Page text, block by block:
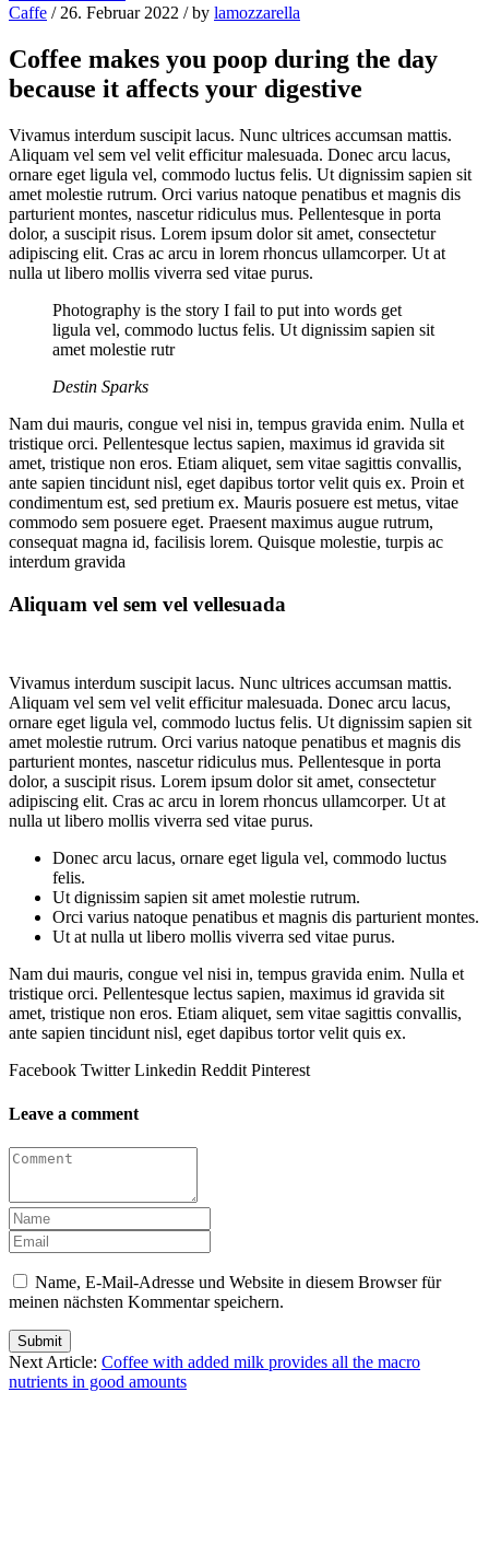
Caffe / 26. Februar 2022 / by lamozzarella
Coffee makes you poop during the day
because it affects your digestive
Vivamus interdum suscipit lacus. Nunc ultrices accumsan mattis.
Aliquam vel sem vel velit efficitur malesuada. Donec arcu lacus,
ornare eget ligula vel, commodo luctus felis. Ut dignissim sapien sit
amet molestie rutrum. Orci varius natoque penatibus et magnis dis
parturient montes, nascetur ridiculus mus. Pellentesque in porta
dolor, a suscipit risus. Lorem ipsum dolor sit amet, consectetur
adipiscing elit. Cras ac arcu in lorem rhoncus ullamcorper. Ut at
nulla ut libero mollis viverra sed vitae purus.
Photography is the story I fail to put into words get
ligula vel, commodo luctus felis. Ut dignissim sapien sit
amet molestie rutr
Destin Sparks
Nam dui mauris, congue vel nisi in, tempus gravida enim. Nulla et
tristique orci. Pellentesque lectus sapien, maximus id gravida sit
amet, tristique non eros. Etiam aliquet, sem vitae sagittis convallis,
ante sapien tincidunt nisl, eget dapibus tortor velit quis ex. Proin et
condimentum est, sed pretium ex. Mauris posuere est metus, vitae
commodo sem posuere eget. Praesent maximus augue rutrum,
consequat magna id, facilisis lorem. Quisque molestie, turpis ac
interdum gravida
Aliquam vel sem vel vellesuada
Vivamus interdum suscipit lacus. Nunc ultrices accumsan mattis.
Aliquam vel sem vel velit efficitur malesuada. Donec arcu lacus,
ornare eget ligula vel, commodo luctus felis. Ut dignissim sapien sit
amet molestie rutrum. Orci varius natoque penatibus et magnis dis
parturient montes, nascetur ridiculus mus. Pellentesque in porta
dolor, a suscipit risus. Lorem ipsum dolor sit amet, consectetur
adipiscing elit. Cras ac arcu in lorem rhoncus ullamcorper. Ut at
nulla ut libero mollis viverra sed vitae purus.
Donec arcu lacus, ornare eget ligula vel, commodo luctus
felis.
Ut dignissim sapien sit amet molestie rutrum.
Orci varius natoque penatibus et magnis dis parturient montes.
Ut at nulla ut libero mollis viverra sed vitae purus.
Nam dui mauris, congue vel nisi in, tempus gravida enim. Nulla et
tristique orci. Pellentesque lectus sapien, maximus id gravida sit
amet, tristique non eros. Etiam aliquet, sem vitae sagittis convallis,
ante sapien tincidunt nisl, eget dapibus tortor velit quis ex.
Facebook Twitter Linkedin Reddit Pinterest
Leave a comment
Name, E-Mail-Adresse und Website in diesem Browser für
meinen nächsten Kommentar speichern.
Submit
Next Article: Coffee with added milk provides all the macro
nutrients in good amounts